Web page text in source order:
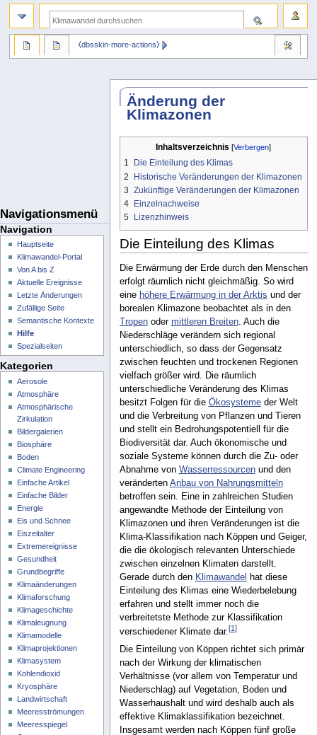
Änderung der
Klimazonen
Inhaltsverzeichnis
1
Die Einteilung des Klimas
2
Historische Veränderungen der Klimazonen
3 Zukünftige Veränderungen der Klimazonen
4
Einzelnachweise
5
Lizenzhinweis
Die Einteilung des Klimas
Die Erwärmung der Erde durch den Menschen
erfolgt räumlich nicht gleichmäßig. So wird
eine höhere Erwärmung in der Arktis und der
borealen Klimazone beobachtet als in den
Tropenoder mittleren Breiten. Auch die
Niederschläge verändern sich regional
unterschiedlich, so dass der Gegensatz
zwischen feuchten und trockenen Regionen
vielfach größer wird. Die räumlich
unterschiedliche Veränderung des Klimas
besitzt Folgen für die Ökosystemeder Welt
und die Verbreitung von Pflanzen und Tieren
und stellt ein Bedrohungspotentiell für die
Biodiversität dar. Auch ökonomische und
soziale Systeme können durch die Zu- oder
Abnahme von Wasserressourcenund den
veränderten Anbau von Nahrungsmitteln
betroffen sein. Eine in zahlreichen Studien
angewandte Methode der Einteilung von
Klimazonen und ihren Veränderungen ist die
Klima-Klassifikation nach Köppen und Geiger,
die die ökologisch relevanten Unterschiede
zwischen einzelnen Klimaten darstellt.
Gerade durch den Klimawandel
hat diese
Einteilung des Klimas eine Wiederbelebung
erfahren und stellt immer noch die
verbreitetste Methode zur Klassifikation
verschiedener Klimate dar.[1]
Die Einteilung von Köppen richtet sich primär
nach der Wirkung der klimatischen
Verhältnisse (vor allem von Temperatur und
Niederschlag) auf Vegetation, Boden und
Wasserhaushalt und wird deshalb auch als
effektive Klimaklassifikation bezeichnet.
Insgesamt werden nach Köppen fünf große
Navigationsmenü
⧼dbsskin-more-actions⧽
Navigation
Hauptseite
Klimawandel-Portal
Von A bis Z
Aktuelle Ereignisse
Letzte Änderungen
Zufällige Seite
Semantische Kontexte
Hilfe
Spezialseiten
Kategorien
Aerosole
Atmosphäre
Atmosphärische
Zirkulation
Bildergalerien
Biosphäre
Boden
Climate Engineering
Einfache Artikel
Einfache Bilder
Energie
Eis und Schnee
Eiszeitalter
Extremereignisse
Gesundheit
Grundbegriffe
Klimaänderungen
Klimaforschung
Klimageschichte
Klimaleugnung
Klimamodelle
Klimaprojektionen
Klimasystem
Kohlendioxid
Kryosphäre
Landwirtschaft
Meeresströmungen
Meeresspiegel